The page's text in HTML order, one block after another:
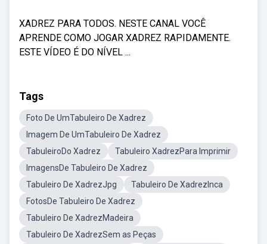
XADREZ PARA TODOS. NESTE CANAL VOCÊ
APRENDE COMO JOGAR XADREZ RAPIDAMENTE.
ESTE VÍDEO É DO NÍVEL ...
Tags
Foto De UmTabuleiro De Xadrez
Imagem De UmTabuleiro De Xadrez
TabuleiroDo Xadrez
Tabuleiro XadrezPara Imprimir
ImagensDe Tabuleiro De Xadrez
Tabuleiro De XadrezJpg
Tabuleiro De XadrezInca
FotosDe Tabuleiro De Xadrez
Tabuleiro De XadrezMadeira
Tabuleiro De XadrezSem as Peças